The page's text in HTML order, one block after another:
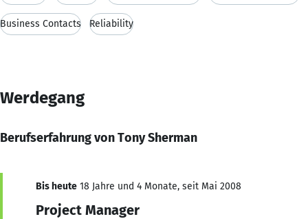
Business Contacts Reliability
Werdegang
Berufserfahrung von Tony Sherman
Bis heute 18 Jahre und 4 Monate, seit Mai 2008
Project Manager